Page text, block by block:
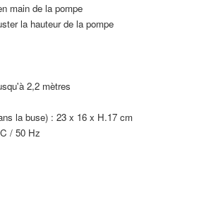
main de la pompe
la hauteur de la pompe
2,2 mètres
la buse) : 23 x 16 x H.17 cm
/ 50 Hz